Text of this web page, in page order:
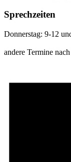
Sprechzeiten
Donnerstag: 9-12
andere Termine